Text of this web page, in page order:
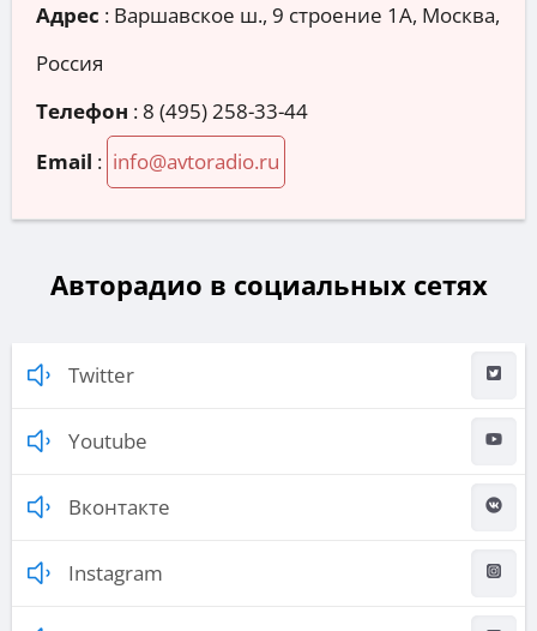
Адрес : Варшавское ш., 9 строение 1А, Москва,
Россия
Телефон : 8 (495) 258-33-44
Email : info@avtoradio.ru
Авторадио в социальных сетях
Twitter
Youtube
Вконтакте
Instagram